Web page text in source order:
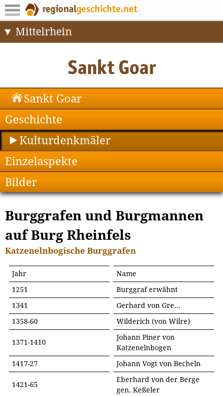
Mittelrhein
Sankt Goar
Geschichte
Kulturdenkmäler
Einzelaspekte
Bilder
Burggrafen und Burgmannen
auf Burg Rheinfels
Katzenelnbogische Burggrafen
Jahr
Name
1251
Burggraf erwähnt
1341
Gerhard von Gre...
1358-60
Wilderich (von Wilre)
1371-1410
Johann Piner von
Katzenelnbogen
1417-27
Johann Vogt von Becheln
1421-65
Eberhard von der Berge
gen. Keßeler